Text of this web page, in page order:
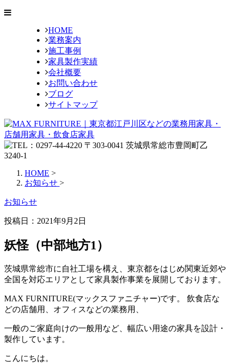
HOME
業務案内
施工事例
家具製作実績
会社概要
お問い合わせ
ブログ
サイトマップ
HOME >
お知らせ >
お知らせ
投稿日： 2021年9月2日
妖怪（中部地方1）
茨城県常総市に自社工場を構え、東京都をはじめ関東近郊や
全国を対応エリアとして家具製作事業を展開しております。
MAX FURNITURE(マックスファニチャー)です。 飲食店な
どの店舗用、オフィスなどの業務用、
一般のご家庭向けの一般用など、幅広い用途の家具を設計・
製作しています。
こんにちは。